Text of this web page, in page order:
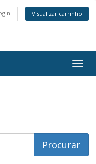
Visualizar carrinho